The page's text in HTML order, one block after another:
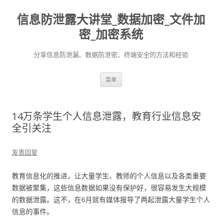
信息防泄露大讲堂_数据加密_文件加
密_加密系统
分享信息防泄漏、数据防泄密、终端安全的方法和经验
菜单
14万条学生个人信息泄露，教育行业信息安
全引关注
发表回复
教育信息化的推进，让大量学生、教师的个人信息以及各类重要
数据被聚集，这些信息数据如果没有保护好，很容易发生大规模
的数据泄露。这不，在6月就有媒体报导了两起泄露大量学生个人
信息的事件。